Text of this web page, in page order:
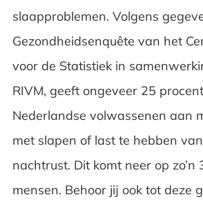
slaapproblemen. Volgens
Gezondheidsenquête van het
voor de Statistiek in
RIVM, geeft ongeveer 25
Nederlandse volwassenen aan
met slapen of last te hebben
nachtrust. Dit komt neer op zo’n
mensen. Behoor jij ook tot deze